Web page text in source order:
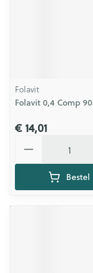
Folavit
Folavit 0,4 Comp 90
€ 14,01
Bestel